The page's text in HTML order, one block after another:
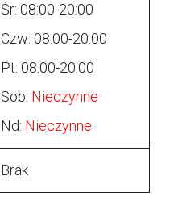
Śr: 08:00-20:00
Czw: 08:00-20:00
Pt: 08:00-20:00
Sob: Nieczynne
Nd: Nieczynne
Brak